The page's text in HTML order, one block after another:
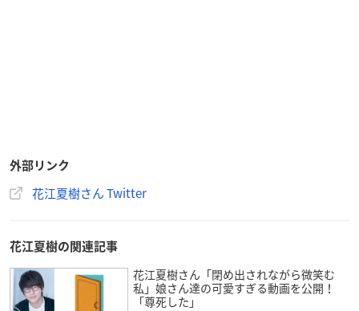
外部リンク
花江夏樹さん Twitter
花江夏樹の関連記事
花江夏樹さん「閉め出されながら微笑む
私」娘さん達の可愛すぎる動画を公開！
「尊死した」